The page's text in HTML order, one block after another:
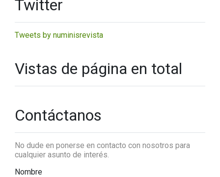
Twitter
Tweets by numinisrevista
Vistas de página en total
Contáctanos
No dude en ponerse en contacto con nosotros para
cualquier asunto de interés.
Nombre